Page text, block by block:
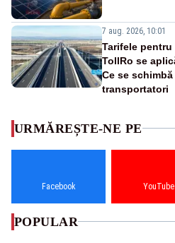
7 aug. 2026, 10:01
Tarifele
TollRo se
Ce se
transportatori
URMĂREȘTE-NE PE
Facebook YouTube
POPULAR